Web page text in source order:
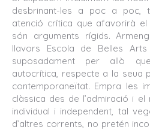
desbrinant-les a poc a poc,
atenció crítica que afavorirà
són arguments rígids.
llavors Escola de Belles Arts
suposadament per allò
autocrítica, respecte a la seua
contemporaneïtat. Empra les
clàssica des de l’admiració i
individual i independent, tal
d’altres corrents, no pretén